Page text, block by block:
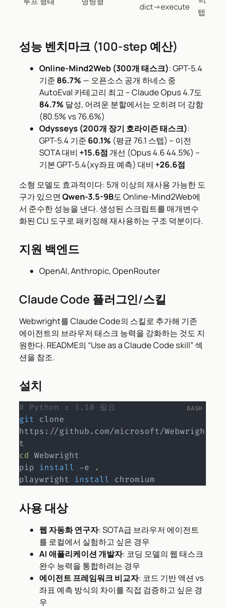
dict→execute
텝
성능 벤치마크 (100-step 예산)
Online-Mind2Web (300개 태스크): GPT-5.4
기준 86.7% — 오픈소스 공개 하네스 중
AutoEval 카테고리 최고 – Claude Opus 4.7도
84.7% 달성, 어려운 분할에서는 오히려 더 강함
(80.5% vs 76.6%)
Odysseys (200개 장기 호라이즌 태스크):
GPT-5.4 기준 60.1% (평균 76.1 스텝) – 이전
SOTA 대비 +15.6점 개선 (Opus 4.6 44.5%) –
기본 GPT-5.4(xy좌표 예측) 대비 +26.6점
소형 모델도 효과적이다: 5개 이상의 재사용 가능한 도
구가 있으면 Qwen-3.5-9B도 Online-Mind2Web에
서 준수한 성능을 낸다. 생성된 스크립트를 매개변수
화된 CLI 도구로 패키징해 재사용하는 구조 덕분이다.
지원 백엔드
OpenAI, Anthropic, OpenRouter
Claude Code 플러그인/스킬
Webwright를 Claude Code의 스킬로 추가해 기존
에이전트의 브라우저 태스크 능력을 강화하는 것도 지
원한다. README의 “Use as a Claude Code skill” 섹
션을 참조.
설치
# Python ≥ 3.10 필요
git clone
https://github.com/microsoft/Webwrigh
cd Webwright
pip install -e
.
playwright install chromium
사용 대상
웹 자동화 연구자: SOTA급 브라우저 에이전트
를 로컬에서 실험하고 싶은 경우
AI 애플리케이션 개발자: 코딩 모델의 웹 태스크
완수 능력을 통합하려는 경우
에이전트 프레임워크 비교자: 코드 기반 액션 vs
좌표 예측 방식의 차이를 직접 검증하고 싶은 경
우